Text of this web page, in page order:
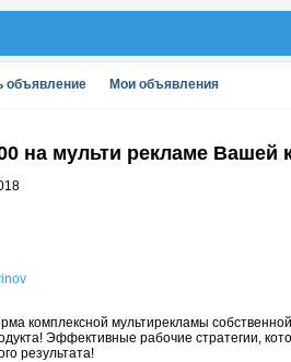
объявление Мои объявления
на мульти рекламе Вашей
комплексной мультирекламы
Эффективные рабочие стратегии,
результата!